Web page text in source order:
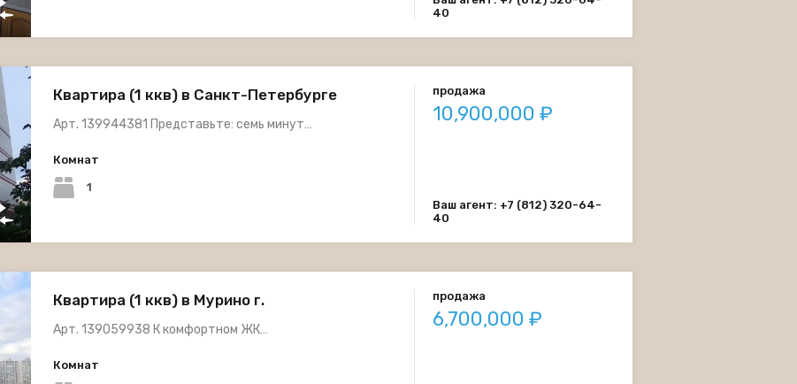
40
Квартира (1 ккв) в Санкт-Петербурге
Арт. 139944381 Представьте: семь минут…
Комнат
1
продажа
10,900,000 ₽
Ваш агент: +7 (812) 320-64-
40
Квартира (1 ккв) в Мурино г.
Арт. 139059938 К комфортном ЖК…
Комнат
продажа
6,700,000 ₽